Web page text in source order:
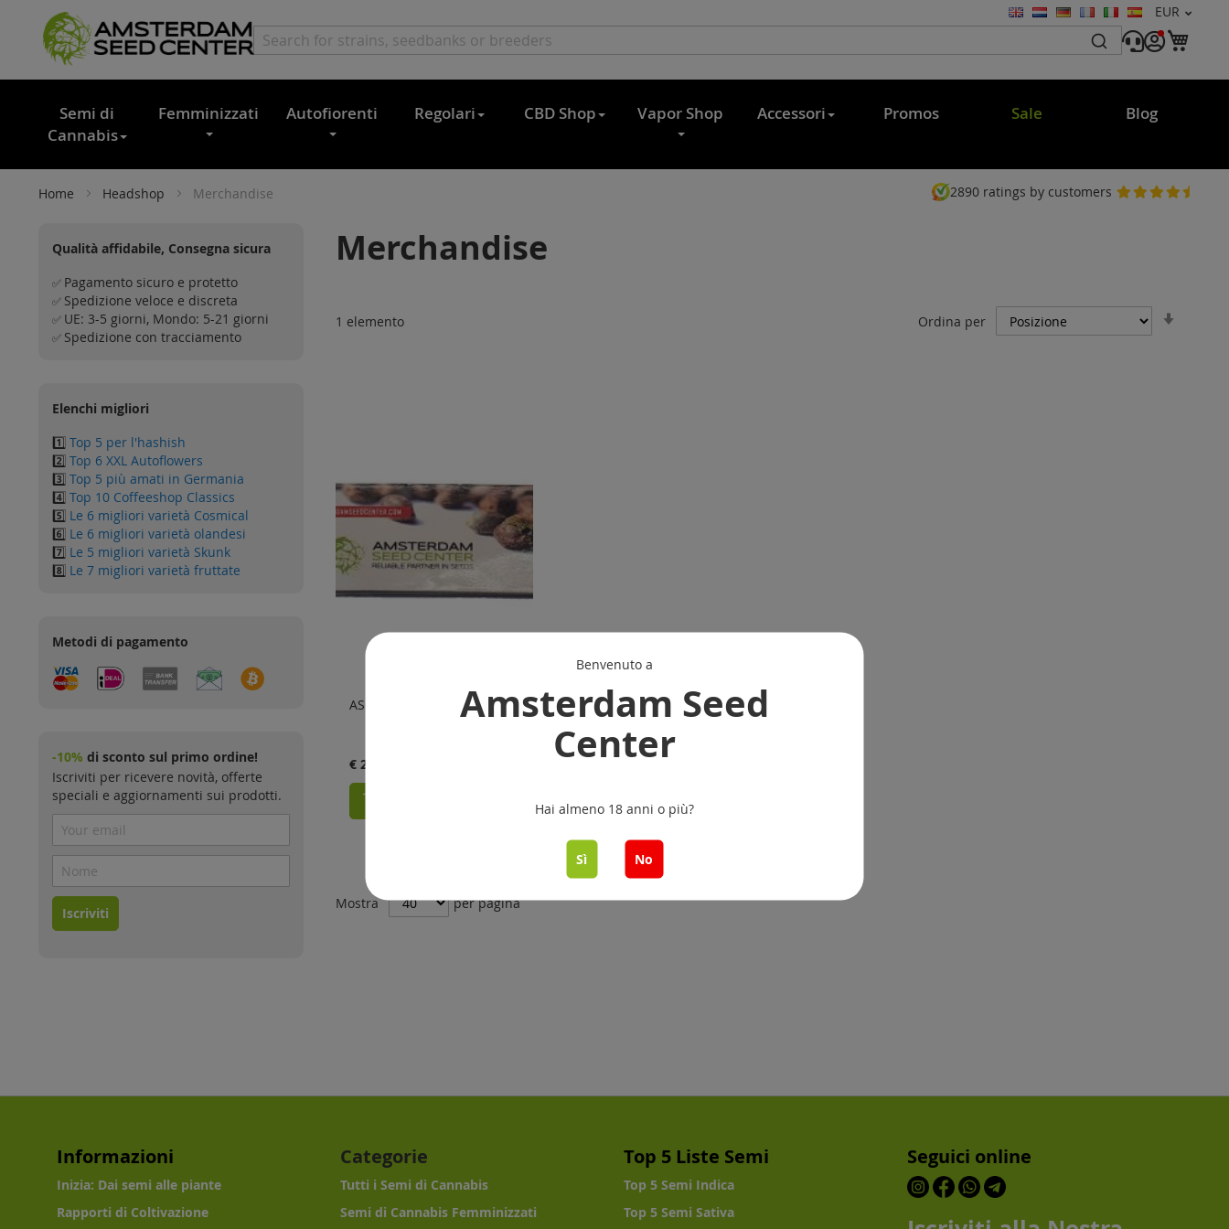
Valuta
EUR
Lingua
Semi di
Cannabis
Femminizzati Autofiorenti Regolari CBD Shop Vapor Shop Accessori Promos Sale Blog
Home Headshop Merchandise 2890 ratings by customers
Merchandise
1 elemento Ordina per
ASC Rolling papers
€ 2.50
Mostra per pagina
Qualità affidabile, Consegna sicura
✅ Pagamento sicuro e protetto
✅ Spedizione veloce e discreta
✅ UE: 3-5 giorni, Mondo: 5-21 giorni
✅ Spedizione con tracciamento
Elenchi migliori
1️⃣ Top 5 per l'hashish
2️⃣ Top 6 XXL Autoflowers
3️⃣ Top 5 più amati in Germania
4️⃣ Top 10 Coffeeshop Classics
5️⃣ Le 6 migliori varietà Cosmical
6️⃣ Le 6 migliori varietà olandesi
7️⃣ Le 5 migliori varietà Skunk
8️⃣ Le 7 migliori varietà fruttate
Metodi di pagamento
-10% di sconto sul primo ordine!
Iscriviti per ricevere novità, offerte
speciali e aggiornamenti sui prodotti.
Iscriviti
Benvenuto a
Amsterdam Seed
Center
Hai almeno 18 anni o più?
Sì No
Informazioni
Inizia: Dai semi alle piante
Rapporti di Coltivazione
Categorie
Tutti i Semi di Cannabis
Semi di Cannabis Femminizzati
Top 5 Liste Semi
Top 5 Semi Indica
Top 5 Semi Sativa
Seguici online